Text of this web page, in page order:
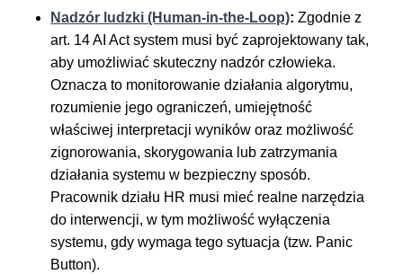
Nadzór ludzki (Human-in-the-Loop): Zgodnie z
art. 14 AI Act system musi być zaprojektowany tak,
aby umożliwiać skuteczny nadzór człowieka.
Oznacza to monitorowanie działania algorytmu,
rozumienie jego ograniczeń, umiejętność
właściwej interpretacji wyników oraz możliwość
zignorowania, skorygowania lub zatrzymania
działania systemu w bezpieczny sposób.
Pracownik działu HR musi mieć realne narzędzia
do interwencji, w tym możliwość wyłączenia
systemu, gdy wymaga tego sytuacja (tzw. Panic
Button).